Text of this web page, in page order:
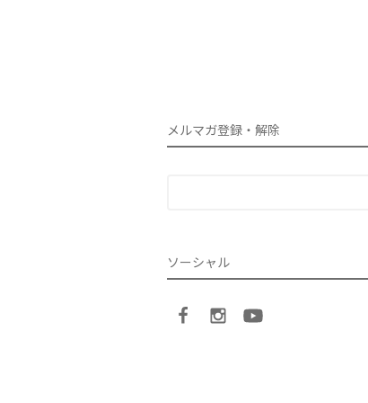
メルマガ登録・解除
ソーシャル